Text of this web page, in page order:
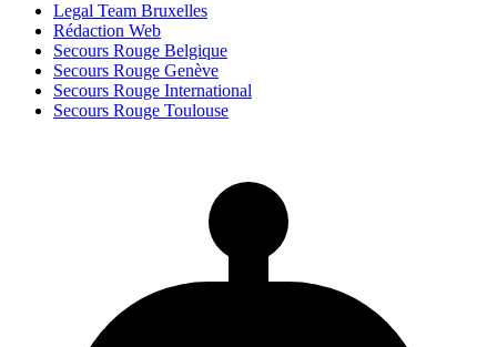
Legal Team Bruxelles
Rédaction Web
Secours Rouge Belgique
Secours Rouge Genève
Secours Rouge International
Secours Rouge Toulouse